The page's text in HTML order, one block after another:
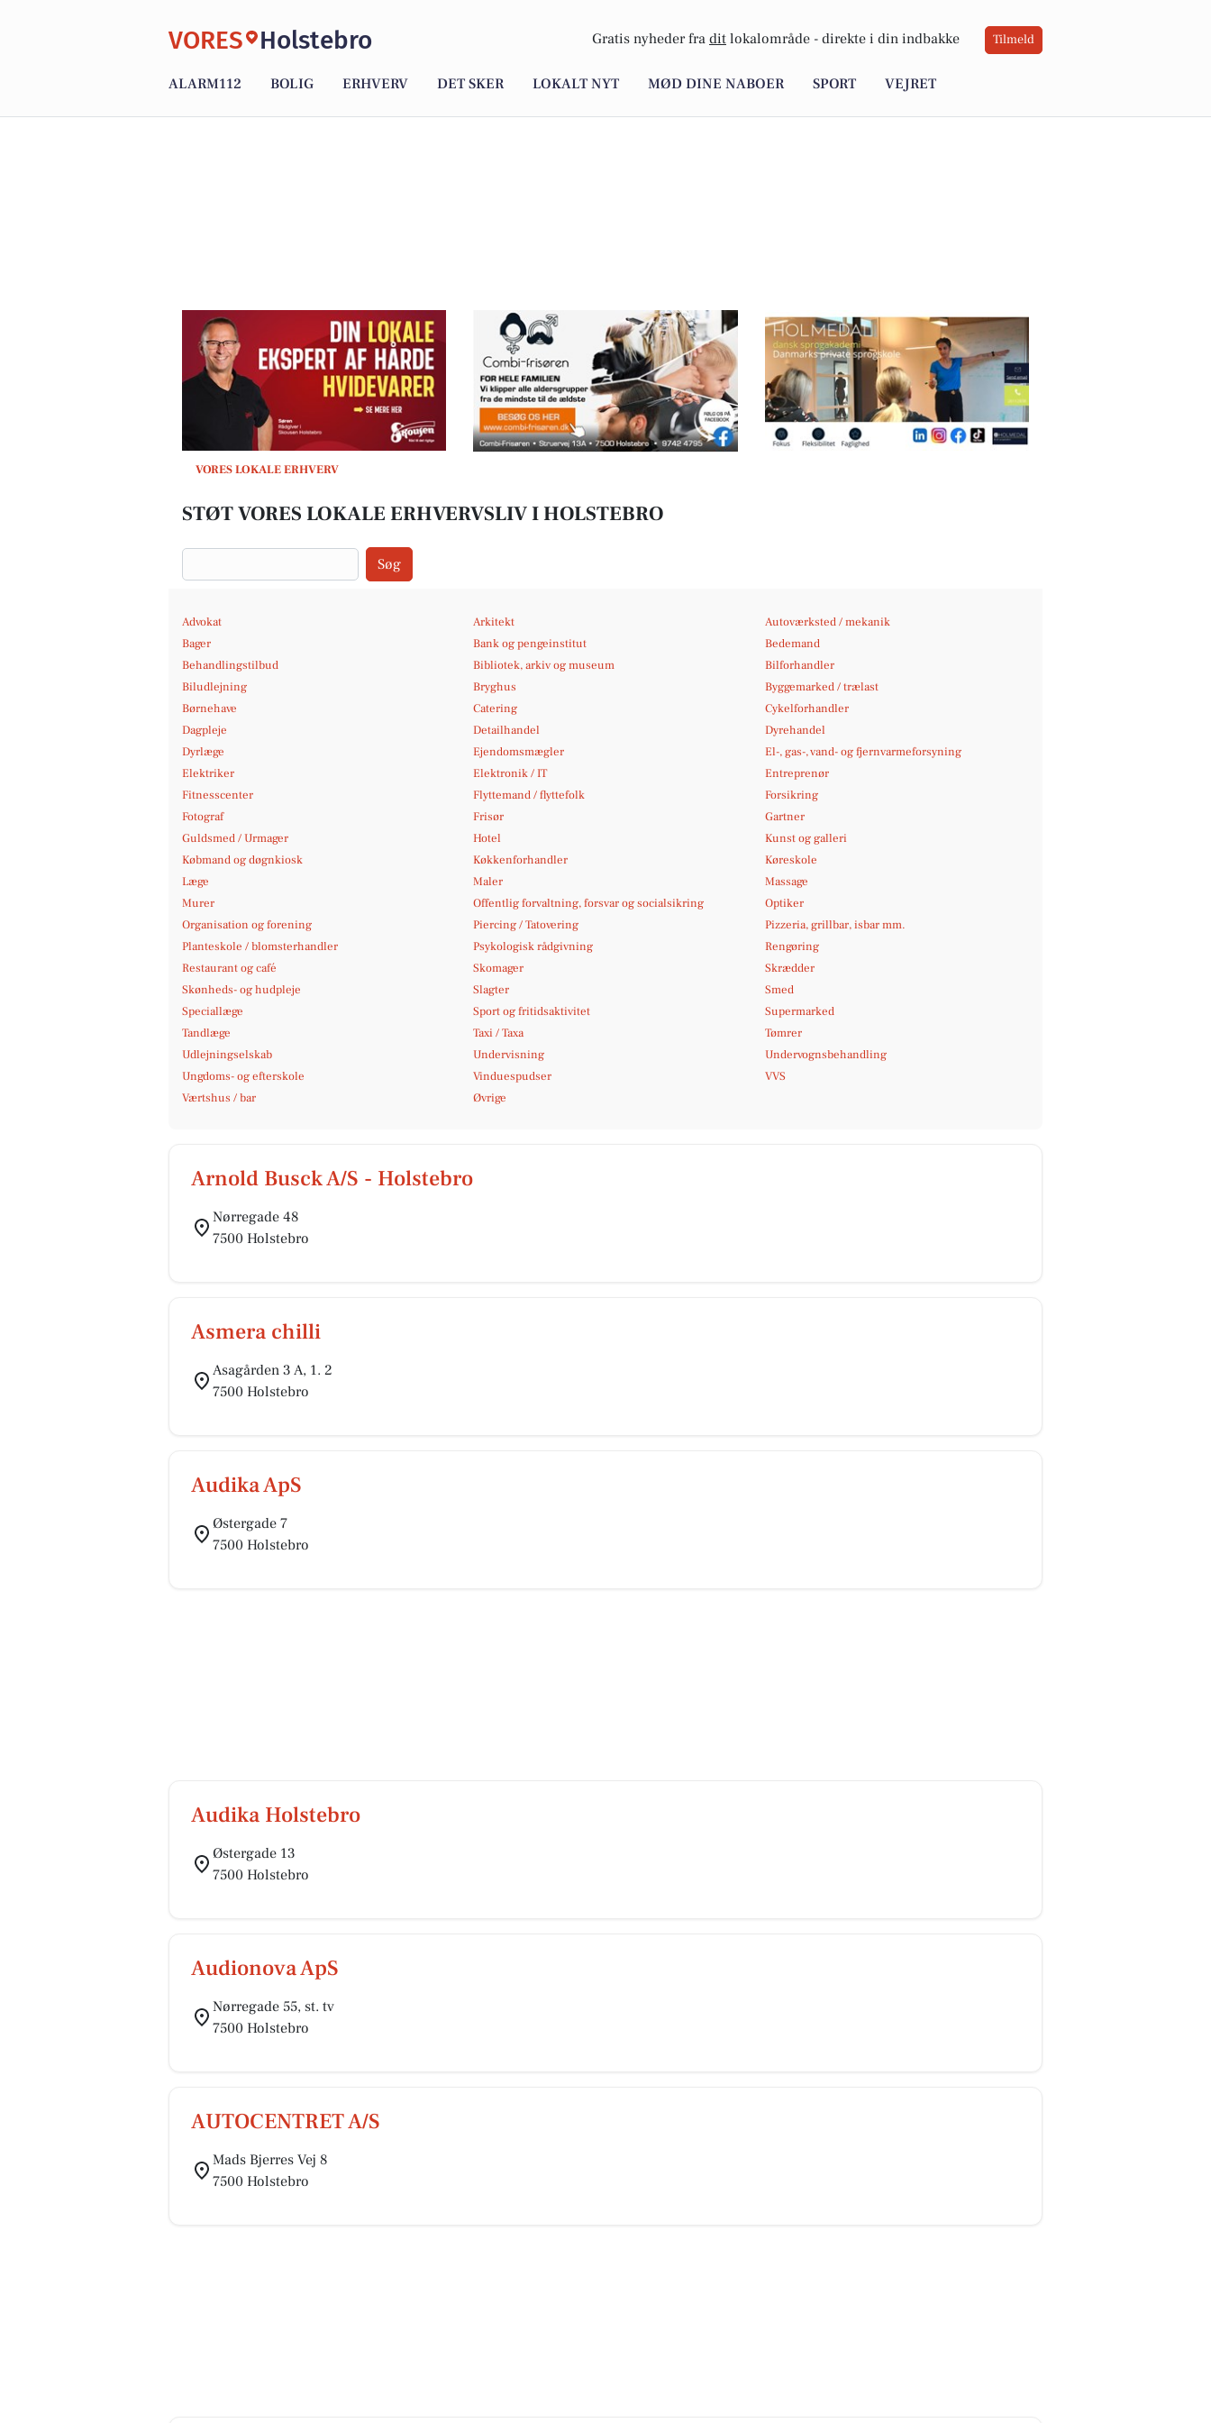
VORES Holstebro Gratis nyheder fra dit lokalområde - direkte i din indbakke Tilmeld
ALARM112 BOLIG ERHVERV DET SKER LOKALT NYT MØD DINE NABOER SPORT VEJRET
VORES LOKALE ERHVERV
STØT VORES LOKALE ERHVERVSLIV I HOLSTEBRO
Søg
Advokat Arkitekt
Autoværksted / mekanik
Bager
Bank og pengeinstitut
Bedemand
Behandlingstilbud
Bibliotek, arkiv og museum
Bilforhandler
Biludlejning
Bryghus
Byggemarked / trælast
Børnehave
Catering
Cykelforhandler
Dagpleje
Detailhandel
Dyrehandel
Dyrlæge
Ejendomsmægler
El-, gas-, vand- og fjernvarmeforsyning
Elektriker
Elektronik / IT
Entreprenør
Fitnesscenter
Flyttemand / flyttefolk
Forsikring
Fotograf
Frisør
Gartner
Guldsmed / Urmager
Hotel
Kunst og galleri
Købmand og døgnkiosk
Køkkenforhandler
Køreskole
Læge
Maler
Massage
Murer
Offentlig forvaltning, forsvar og socialsikring
Optiker
Organisation og forening
Piercing / Tatovering
Pizzeria, grillbar, isbar mm.
Planteskole / blomsterhandler
Psykologisk rådgivning
Rengøring
Restaurant og café
Skomager
Skrædder
Skønheds- og hudpleje
Slagter
Smed
Speciallæge
Sport og fritidsaktivitet
Supermarked
Tandlæge
Taxi / Taxa
Tømrer
Udlejningselskab
Undervisning
Undervognsbehandling
Ungdoms- og efterskole
Vinduespudser
VVS
Værtshus / bar
Øvrige
Arnold Busck A/S - Holstebro
Nørregade 48
7500 Holstebro
Asmera chilli
Asagården 3 A, 1. 2
7500 Holstebro
Audika ApS
Østergade 7
7500 Holstebro
Audika Holstebro
Østergade 13
7500 Holstebro
Audionova ApS
Nørregade 55, st. tv
7500 Holstebro
AUTOCENTRET A/S
Mads Bjerres Vej 8
7500 Holstebro